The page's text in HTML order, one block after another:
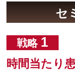
セ
戦略 1
時間当たり